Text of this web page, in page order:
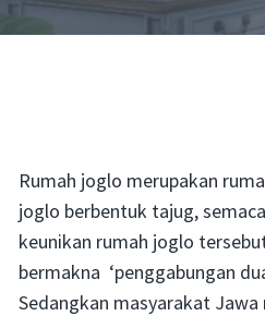
Rumah joglo merupakan
joglo berbentuk tajug,
keunikan rumah joglo
bermakna ‘penggabungan
Sedangkan masyarakat